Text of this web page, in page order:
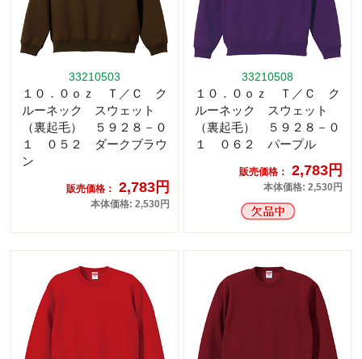
33210503
１０．０ｏｚ Ｔ／Ｃ ク
ルーネック スウェット
（裏起毛） ５９２８－０
１ ０５２ ダークブラウ
ン
販売価格： 2,783円
本体価格: 2,530円
33210508
１０．０ｏｚ Ｔ／Ｃ ク
ルーネック スウェット
（裏起毛） ５９２８－０
１ ０６２ パープル
販売価格： 2,783円
本体価格: 2,530円